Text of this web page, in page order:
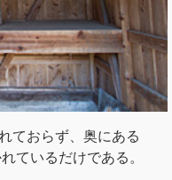
ておらず、奥にある
ているだけである。